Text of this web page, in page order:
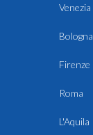
Venezia
Bologna
Firenze
Roma
L'Aquila